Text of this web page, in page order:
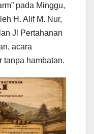
pada Minggu,
H. Alif M. Nur,
Jl Pertahanan
acara
tanpa hambatan.